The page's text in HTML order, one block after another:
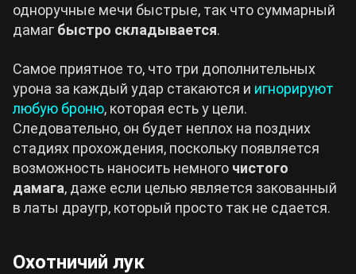
одноручные мечи быстрые, так что суммарный
дамаг быстро складывается.
Самое приятное то, что три дополнительных
урона за каждый удар стакаются и игнорируют
любую броню, которая есть у цели.
Следовательно, он будет неплох на поздних
стадиях прохождения, поскольку появляется
возможность наносить немного чистого
дамага, даже если целью является закованный
в латы драугр, который просто так не сдается.
Охотничий лук